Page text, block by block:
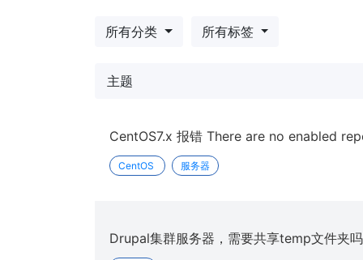
所有分类 所有标签
主题
CentOS7.x 报错 There are no enabled
CentOS 服务器
Drupal集群服务器，需要共享temp文件夹